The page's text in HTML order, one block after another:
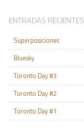
ENTRADAS RECIENTES
Superposiciones
Bluesky
Toronto Day #3
Toronto Day #2
Toronto Day #1